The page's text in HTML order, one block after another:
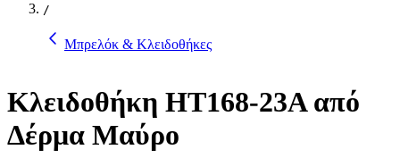
/
Μπρελόκ & Κλειδοθήκες
Κλειδοθήκη HT168-23A από
Δέρμα Μαύρο